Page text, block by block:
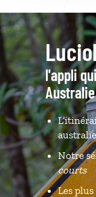
l'appli
Australie
Notre
courts
Les plus